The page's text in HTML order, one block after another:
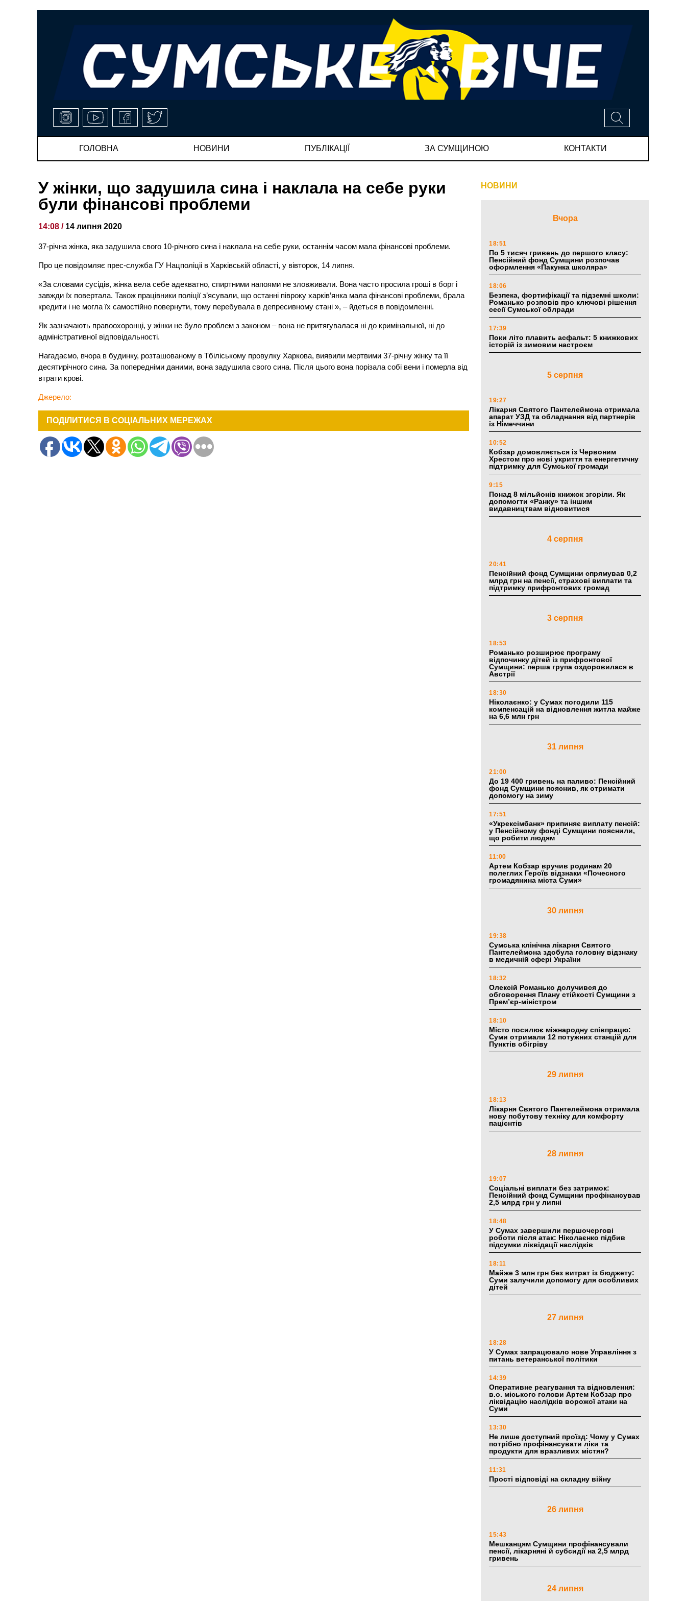
ГОЛОВНА НОВИНИ ПУБЛІКАЦІЇ ЗА СУМЩИНОЮ КОНТАКТИ
У жінки, що задушила сина і наклала на себе руки
були фінансові проблеми
14:08 / 14 липня 2020
37-річна жінка, яка задушила свого 10-річного сина і наклала на себе руки, останнім часом мала фінансові проблеми.
Про це повідомляє прес-служба ГУ Нацполіціі в Харківській області, у вівторок, 14 липня.
«За словами сусідів, жінка вела себе адекватно, спиртними напоями не зловживали. Вона часто просила гроші в борг і
завжди їх повертала. Також працівники поліції з’ясували, що останні півроку харків’янка мала фінансові проблеми, брала
кредити і не могла їх самостійно повернути, тому перебувала в депресивному стані », – йдеться в повідомленні.
Як зазначають правоохоронці, у жінки не було проблем з законом – вона не притягувалася ні до кримінальної, ні до
адміністративної відповідальності.
Нагадаємо, вчора в будинку, розташованому в Тбіліському провулку Харкова, виявили мертвими 37-річну жінку та її
десятирічного сина. За попередніми даними, вона задушила свого сина. Після цього вона порізала собі вени і померла від
втрати крові.
Джерело:
ПОДІЛИТИСЯ В СОЦІАЛЬНИХ МЕРЕЖАХ
НОВИНИ
Вчора
18:51
По 5 тисяч гривень до першого класу:
Пенсійний фонд Сумщини розпочав
оформлення «Пакунка школяра»
18:06
Безпека, фортифікації та підземні школи:
Романько розповів про ключові рішення
сесії Сумської облради
17:39
Поки літо плавить асфальт: 5 книжкових
історій із зимовим настроєм
5 серпня
19:27
Лікарня Святого Пантелеймона отримала
апарат УЗД та обладнання від партнерів
із Німеччини
10:52
Кобзар домовляється із Червоним
Хрестом про нові укриття та енергетичну
підтримку для Сумської громади
9:15
Понад 8 мільйонів книжок згоріли. Як
допомогти «Ранку» та іншим
видавництвам відновитися
4 серпня
20:41
Пенсійний фонд Сумщини спрямував 0,2
млрд грн на пенсії, страхові виплати та
підтримку прифронтових громад
3 серпня
18:53
Романько розширює програму
відпочинку дітей із прифронтової
Сумщини: перша група оздоровилася в
Австрії
18:30
Ніколаєнко: у Сумах погодили 115
компенсацій на відновлення житла майже
на 6,6 млн грн
31 липня
21:00
До 19 400 гривень на паливо: Пенсійний
фонд Сумщини пояснив, як отримати
допомогу на зиму
17:51
«Укрексімбанк» припиняє виплату пенсій:
у Пенсійному фонді Сумщини пояснили,
що робити людям
11:00
Артем Кобзар вручив родинам 20
полеглих Героїв відзнаки «Почесного
громадянина міста Суми»
30 липня
19:38
Сумська клінічна лікарня Святого
Пантелеймона здобула головну відзнаку
в медичній сфері України
18:32
Олексій Романько долучився до
обговорення Плану стійкості Сумщини з
Прем’єр-міністром
18:10
Місто посилює міжнародну співпрацю:
Суми отримали 12 потужних станцій для
Пунктів обігріву
29 липня
18:13
Лікарня Святого Пантелеймона отримала
нову побутову техніку для комфорту
пацієнтів
28 липня
19:07
Соціальні виплати без затримок:
Пенсійний фонд Сумщини профінансував
2,5 млрд грн у липні
18:48
У Сумах завершили першочергові
роботи після атак: Ніколаєнко підбив
підсумки ліквідації наслідків
18:11
Майже 3 млн грн без витрат із бюджету:
Суми залучили допомогу для особливих
дітей
27 липня
18:28
У Сумах запрацювало нове Управління з
питань ветеранської політики
14:39
Оперативне реагування та відновлення:
в.о. міського голови Артем Кобзар про
ліквідацію наслідків ворожої атаки на
Суми
13:30
Не лише доступний проїзд: Чому у Сумах
потрібно профінансувати ліки та
продукти для вразливих містян?
11:31
Прості відповіді на складну війну
26 липня
15:43
Мешканцям Сумщини профінансували
пенсії, лікарняні й субсидії на 2,5 млрд
гривень
24 липня